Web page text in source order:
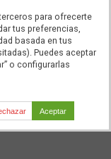
volver a la
Desde hacía
VIPentraba
la noticia ha sido
Prat, quien
la presencia
de la concejala
para ofrecerte
tus preferencias,
basada en tus
Puedes aceptar
o configurarlas
Aceptar